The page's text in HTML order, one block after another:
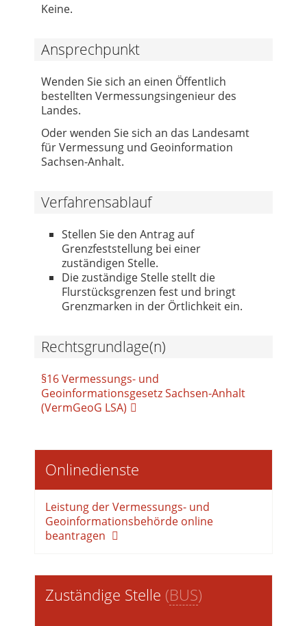
Keine.
Ansprechpunkt
Wenden Sie sich an einen Öffentlich
bestellten Vermessungsingenieur des
Landes.
Oder wenden Sie sich an das Landesamt
für Vermessung und Geoinformation
Sachsen-Anhalt.
Verfahrensablauf
Stellen Sie den Antrag auf
Grenzfeststellung bei einer
zuständigen Stelle.
Die zuständige Stelle stellt die
Flurstücksgrenzen fest und bringt
Grenzmarken in der Örtlichkeit ein.
Rechtsgrundlage(n)
§16 Vermessungs- und
Geoinformationsgesetz Sachsen-Anhalt
(VermGeoG LSA)
Onlinedienste
Leistung der Vermessungs- und
Geoinformationsbehörde online
beantragen
Zuständige Stelle (BUS)